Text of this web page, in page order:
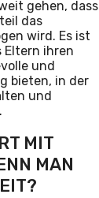
gehen, dass
das
wird. Es ist
Eltern ihren
und
bieten, in der
und
MIT
MAN